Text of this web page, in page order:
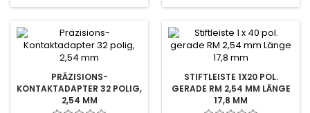
PRÄZISIONS-
KONTAKTADAPTER 32 POLIG,
2,54 MM
STIFTLEISTE 1X20 POL.
GERADE RM 2,54 MM LÄNGE
17,8 MM